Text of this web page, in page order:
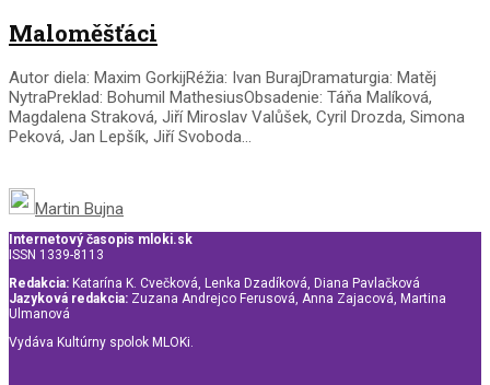
Maloměšťáci
Autor diela: Maxim GorkijRéžia: Ivan BurajDramaturgia: Matěj
NytraPreklad: Bohumil MathesiusObsadenie: Táňa Malíková,
Magdalena Straková, Jiří Miroslav Valůšek, Cyril Drozda, Simona
Peková, Jan Lepšík, Jiří Svoboda...
Martin Bujna
Internetový časopis mloki.sk
ISSN 1339-8113
Redakcia: Katarína K. Cvečková, Lenka Dzadíková, Diana Pavlačková
Jazyková redakcia: Zuzana Andrejco Ferusová, Anna Zajacová, Martina
Ulmanová
Vydáva Kultúrny spolok MLOKi.